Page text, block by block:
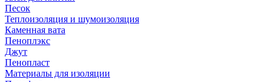
Песок
Теплоизоляция и шумоизоляция
Каменная вата
Пеноплэкс
Джут
Пенопласт
Материалы для изоляции